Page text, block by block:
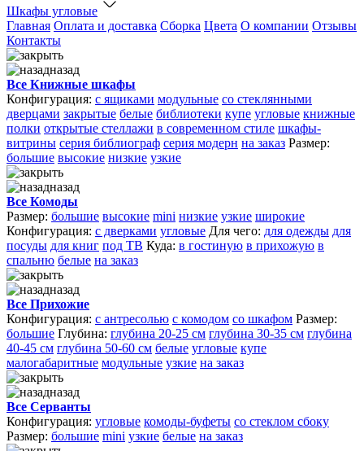
Шкафы угловые
Главная Оплата и доставка Сборка Цвета О компании Отзывы
Контакты
назад
Все Книжные шкафы
Конфигурация: с ящиками модульные со стеклянными
дверцами закрытые белые библиотеки купе угловые книжные
полки открытые стеллажи в современном стиле шкафы-
витрины серия библиограф серия модерн на заказ Размер:
большие высокие низкие узкие
назад
Все Комоды
Размер: большие высокие mini низкие узкие широкие
Конфигурация: с дверками угловые Для чего: для одежды для
посуды для книг под ТВ Куда: в гостиную в прихожую в
спальню белые на заказ
назад
Все Прихожие
Конфигурация: с антресолью с комодом со шкафом Размер:
большие Глубина: глубина 20-25 см глубина 30-35 см глубина
40-45 см глубина 50-60 см белые угловые купе
малогабаритные модульные узкие на заказ
назад
Все Серванты
Конфигурация: угловые комоды-буфеты со стеклом сбоку
Размер: большие mini узкие белые на заказ